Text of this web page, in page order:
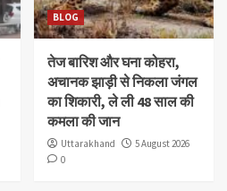
BLOG
तेज बारिश और घना कोहरा,
अचानक झाड़ी से निकला जंगल
का शिकारी, ले ली 48 साल की
कमला की जान
Uttarakhand
5 August 2026
0